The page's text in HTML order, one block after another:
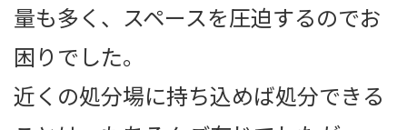
量も多く、スペースを圧迫するのでお
困りでした。
近くの処分場に持ち込めば処分できる